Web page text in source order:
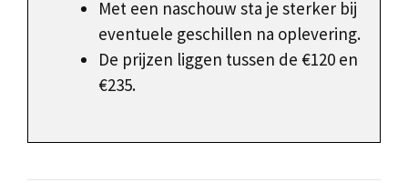
Met een naschouw sta je sterker bij
eventuele geschillen na oplevering.
De prijzen liggen tussen de €120 en
€235.